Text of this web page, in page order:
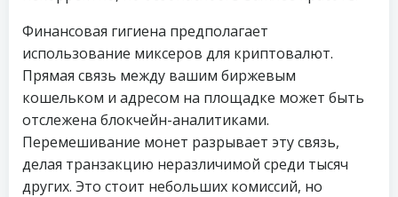
Финансовая гигиена предполагает
использование миксеров для криптовалют.
Прямая связь между вашим биржевым
кошельком и адресом на площадке может быть
отслежена блокчейн-аналитиками.
Перемешивание монет разрывает эту связь,
делая транзакцию неразличимой среди тысяч
других. Это стоит небольших комиссий, но